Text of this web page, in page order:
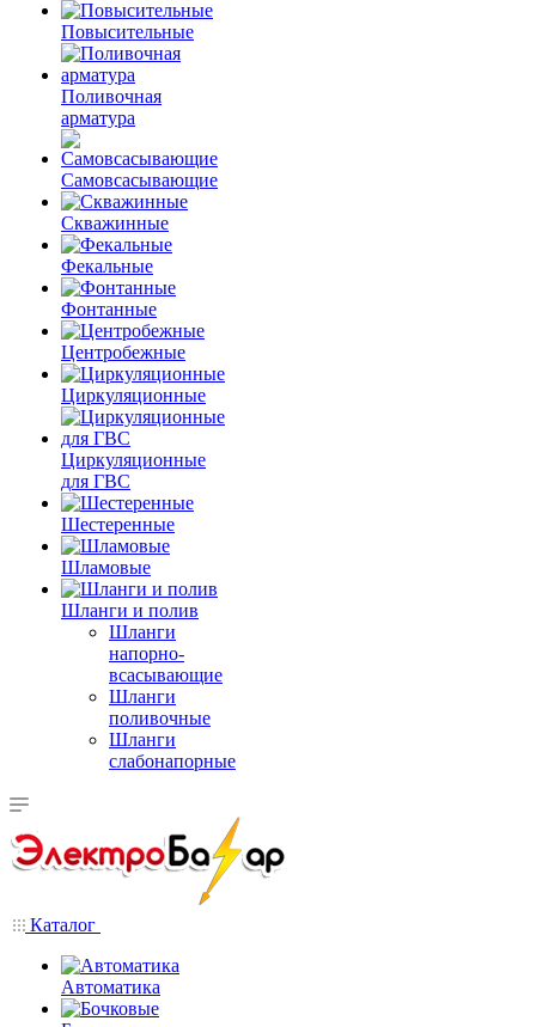
Повысительные
Поливочная
арматура
Самовсасывающие
Скважинные
Фекальные
Фонтанные
Центробежные
Циркуляционные
Циркуляционные
для ГВС
Шестеренные
Шламовые
Шланги и полив
Шланги
напорно-
всасывающие
Шланги
поливочные
Шланги
слабонапорные
Каталог
Автоматика